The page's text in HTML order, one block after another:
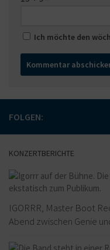
Ich möchte den
FOLGEN:
KONZERTBERICHTE
IGORRR, Master Boot
Abend zwischen Genie